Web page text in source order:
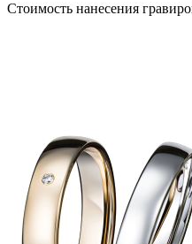
Стоимость нанесения